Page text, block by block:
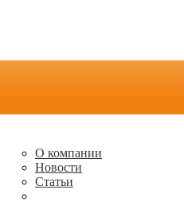
О компании
Новости
Статьи